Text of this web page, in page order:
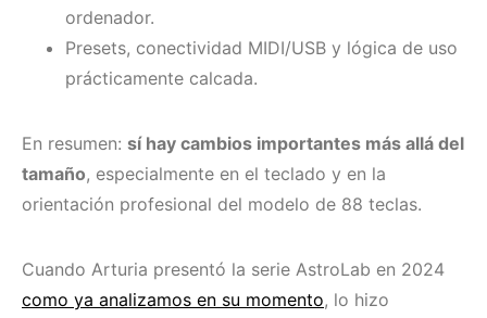
ordenador.
Presets, conectividad MIDI/USB y lógica de uso
prácticamente calcada.
En resumen: sí hay cambios importantes más allá del
tamaño, especialmente en el teclado y en la
orientación profesional del modelo de 88 teclas.
Cuando Arturia presentó la serie AstroLab en 2024
como ya analizamos en su momento, lo hizo